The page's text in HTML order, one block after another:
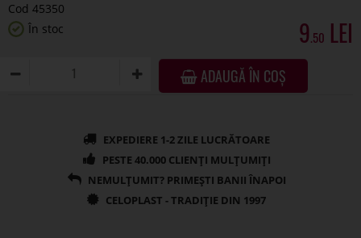
Cod 45350
În stoc
9.50
ADAUGĂ ÎN COȘ